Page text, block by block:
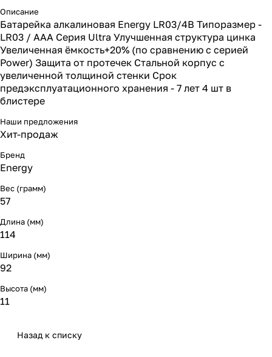
Описание
Батарейка алкалиновая Energy LR03/4B Типоразмер -
LR03 / ААА Серия Ultra Улучшенная структура цинка
Увеличенная ёмкость+20% (по сравнению с серией
Power) Защита от протечек Стальной корпус с
увеличенной толщиной стенки Срок
предэксплуатационного хранения - 7 лет 4 шт в
блистере
Наши предложения
Хит-продаж
Бренд
Energy
Вес (грамм)
57
Длина (мм)
114
Ширина (мм)
92
Высота (мм)
11
Назад к списку